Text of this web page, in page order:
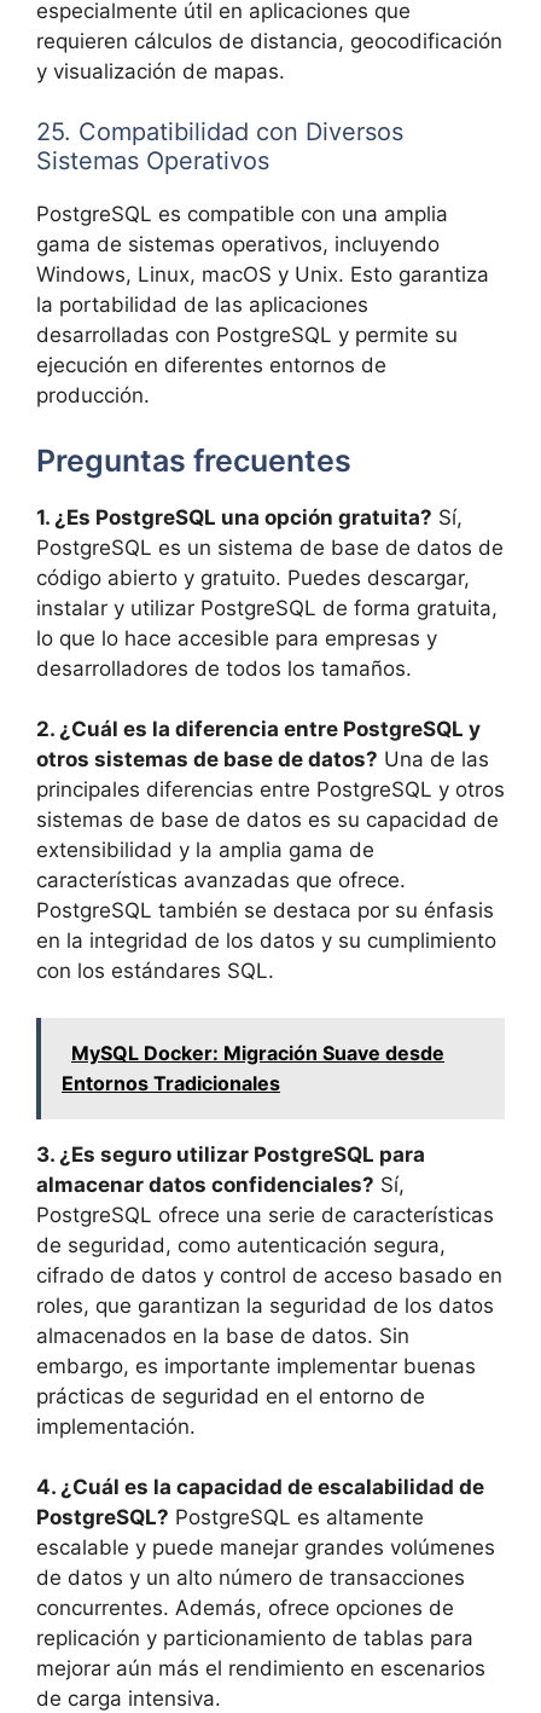
especialmente útil en aplicaciones que
requieren cálculos de distancia, geocodificación
y visualización de mapas.
25. Compatibilidad con Diversos
Sistemas Operativos
PostgreSQL es compatible con una amplia
gama de sistemas operativos, incluyendo
Windows, Linux, macOS y Unix. Esto garantiza
la portabilidad de las aplicaciones
desarrolladas con PostgreSQL y permite su
ejecución en diferentes entornos de
producción.
Preguntas frecuentes
1. ¿Es PostgreSQL una opción gratuita? Sí,
PostgreSQL es un sistema de base de datos de
código abierto y gratuito. Puedes descargar,
instalar y utilizar PostgreSQL de forma gratuita,
lo que lo hace accesible para empresas y
desarrolladores de todos los tamaños.
2. ¿Cuál es la diferencia entre PostgreSQL y
otros sistemas de base de datos? Una de las
principales diferencias entre PostgreSQL y otros
sistemas de base de datos es su capacidad de
extensibilidad y la amplia gama de
características avanzadas que ofrece.
PostgreSQL también se destaca por su énfasis
en la integridad de los datos y su cumplimiento
con los estándares SQL.
MySQL Docker: Migración Suave desde
Entornos Tradicionales
3. ¿Es seguro utilizar PostgreSQL para
almacenar datos confidenciales? Sí,
PostgreSQL ofrece una serie de características
de seguridad, como autenticación segura,
cifrado de datos y control de acceso basado en
roles, que garantizan la seguridad de los datos
almacenados en la base de datos. Sin
embargo, es importante implementar buenas
prácticas de seguridad en el entorno de
implementación.
4. ¿Cuál es la capacidad de escalabilidad de
PostgreSQL? PostgreSQL es altamente
escalable y puede manejar grandes volúmenes
de datos y un alto número de transacciones
concurrentes. Además, ofrece opciones de
replicación y particionamiento de tablas para
mejorar aún más el rendimiento en escenarios
de carga intensiva.